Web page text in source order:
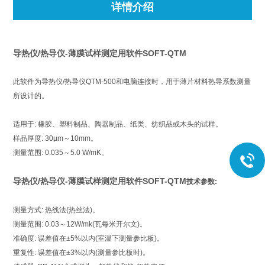
详情介绍
导热仪/热导仪-薄膜试样测定用软件SOFT-QTM
此软件为导热仪/热导仪QTM-500和电脑连接时，用于薄片材料热导系数测量
所设计的。
适用于: 橡胶、塑料制品、陶器制品、纸类、纺织品或木头的试样。
样品厚度: 30µm～10mm。
测量范围: 0.035～5.0 W/mK。
导热仪/热导仪-薄膜试样测定用软件SOFT-QTM技术参数:
测量方式: 热线法(热丝法)。
测量范围: 0.03～12W/mk(瓦每米开尔文)。
准确度: 误差值在±5%以内(室温下测量参比板)。
重复性: 误差值在±3%以内(测量参比板时)。